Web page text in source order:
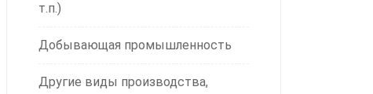
т.п.)
Добывающая промышленность
Другие виды производства,